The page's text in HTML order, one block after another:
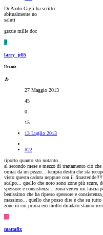
Dr.Paolo Gigli ha scritto:
abitualmente no
saluti
grazie mille doc
L
larry_jr85
Utente
27 Maggio 2013
45
0
15
13 Luglio 2013
#22
riporto quanto sto notanto...
al secondo mese e mezzo di trattamento ciò
ormai da un pezzo... tempia destra che sta
visto questa caduta neppure con il
scalpo... quello che noto sono zone più scure,
spessore e consistenza... zona vertex mi lascia
benissimo che ha ripreso spessore e
massimo... quello che posso dire è che su
zone in cui prima ero molto diradato stanno
M
mattafix